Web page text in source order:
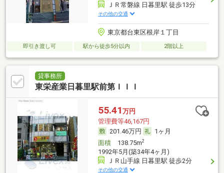
ＪＲ常磐線 日暮里駅 徒歩13分
その他の交通
東京都台東区根岸１丁目
即引き渡し可 駅から徒歩5分以内 2階以上
貸事務所
東栄産業日暮里駅前第ＩＩＩ
55.41 万円
管理費等46,167円
201.46万円
1ヶ月
面積138.75m2
1992年5月(築34年4ヶ月)
ＪＲ山手線 日暮里駅 徒歩2分
その他の交通